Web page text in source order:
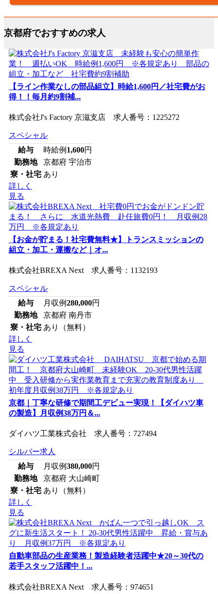
京都府でおすすめの求人
【ライン作業なしの部品組立】時給1,600円／社宅費がお
得！！毎月約9割補...
株式会社J's Factory 京滋支店 求人番号：1225272
スペシャル
給与
時給例 1,600円
勤務地
京都府 宇治市
寮・社宅 あり
詳しく
見る
【お金が貯まる！社宅費無料★】トランスミッションの
組立・加工・運搬など｜オ...
株式会社BREXA Next 求人番号：1132193
スペシャル
給与
月収例280,000円
勤務地
京都府 南丹市
寮・社宅 あり（無料）
詳しく
見る
京都｜丁寧な研修で期間工デビュー実現！【ダイハツ車
の製造】月収例38万円＆...
ダイハツ工業株式会社 求人番号：727494
シルバー求人
給与
月収例380,000円
勤務地
京都府 大山崎町
寮・社宅 あり（無料）
詳しく
見る
自動車部品の生産業務！製造経験者活躍中★20～30代の
若手スタッフ活躍中！...
株式会社BREXA Next 求人番号：974651